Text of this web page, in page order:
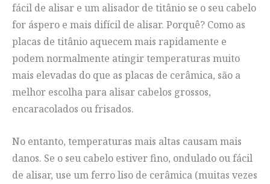
fácil de alisar e um alisador de titânio se o seu cabelo
for áspero e mais difícil de alisar. Porquê? Como as
placas de titânio aquecem mais rapidamente e
podem normalmente atingir temperaturas muito
mais elevadas do que as placas de cerâmica, são a
melhor escolha para alisar cabelos grossos,
encaracolados ou frisados.
No entanto, temperaturas mais altas causam mais
danos. Se o seu cabelo estiver fino, ondulado ou fácil
de alisar, use um ferro liso de cerâmica (muitas vezes